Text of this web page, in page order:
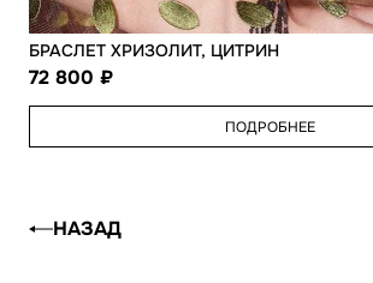
БРАСЛЕТ ХРИЗОЛИТ, ЦИТРИН
72 800
ПОДРОБНЕЕ
НАЗАД